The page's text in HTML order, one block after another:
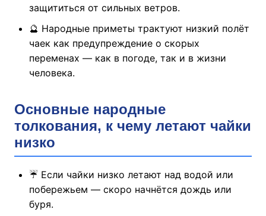
защититься от сильных ветров.
🔮 Народные приметы трактуют низкий полёт
чаек как предупреждение о скорых
переменах — как в погоде, так и в жизни
человека.
Основные народные
толкования, к чему летают чайки
низко
☔ Если чайки низко летают над водой или
побережьем — скоро начнётся дождь или
буря.